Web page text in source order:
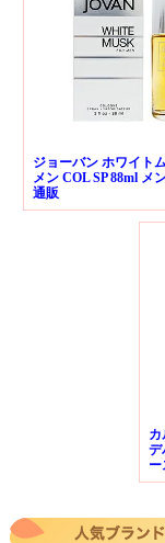
ジョーバン ホワイト
メン COL SP 88ml メ
通販
カ
デ
ー